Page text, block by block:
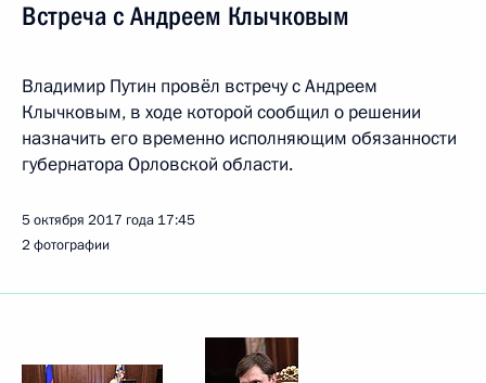
Встреча с Андреем Клычковым
Владимир Путин провёл встречу с Андреем
Клычковым, в ходе которой сообщил о решении
назначить его временно исполняющим обязанности
губернатора Орловской области.
5 октября 2017 года 17:45
2 фотографии